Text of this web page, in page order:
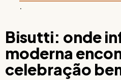
.
Bisutti: onde
moderna
celebração